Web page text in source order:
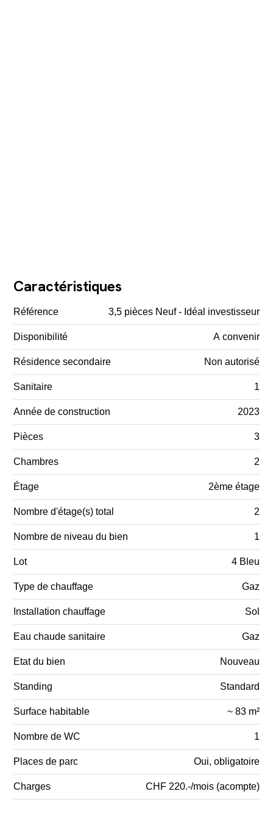
Caractéristiques
Référence 3,5 pièces Neuf - Idéal investisseur
Disponibilité A convenir
Résidence secondaire Non autorisé
Sanitaire 1
Année de construction 2023
Pièces 3
Chambres 2
Étage 2ème étage
Nombre d'étage(s) total 2
Nombre de niveau du bien 1
Lot 4 Bleu
Type de chauffage Gaz
Installation chauffage Sol
Eau chaude sanitaire Gaz
Etat du bien Nouveau
Standing Standard
Surface habitable ~ 83 m²
Nombre de WC 1
Places de parc Oui, obligatoire
Charges CHF 220.-/mois (acompte)